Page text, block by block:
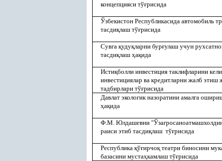
концепцияси тўғрисида
Ўзбекистон Республикасида автомобиль
тасдиқлаш тўғрисида
Сувга қудуқларни бурғулаш учун
тасдиқлаш ҳақида
Истиқболли инвестиция таклифларини
инвестициялар ва кредитларни жалб
тадбирлари тўғрисида
Давлат экологик назоратини амалга
ҳақида
Ф.М. Юлдашевни
раиси этиб тасдиқлаш тўғрисида
Республика қўғирчоқтеатри биносини
базасини мустаҳкамлаш тўғрисида